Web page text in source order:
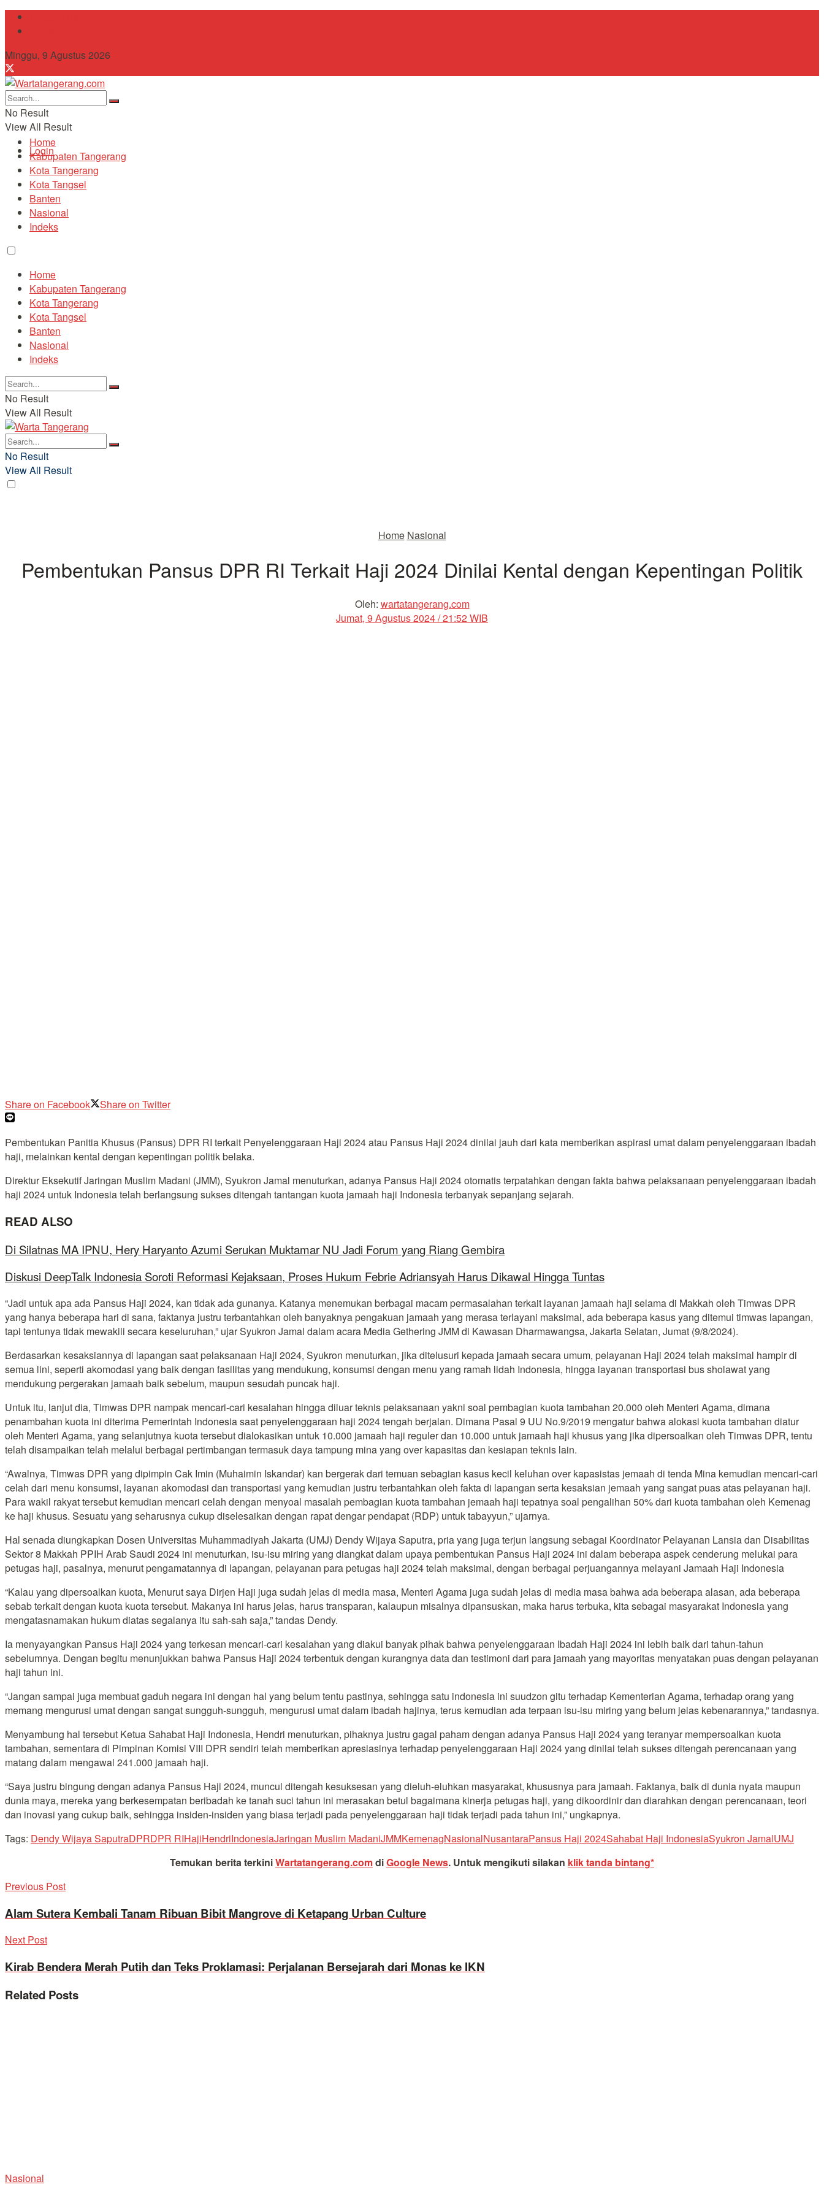
Minggu, 9 Agustus 2026
No Result
View All Result
Login
Home
Kabupaten Tangerang
Kota Tangerang
Kota Tangsel
Banten
Nasional
Indeks
Home
Kabupaten Tangerang
Kota Tangerang
Kota Tangsel
Banten
Nasional
Indeks
No Result
View All Result
No Result
View All Result
Home Nasional
Pembentukan Pansus DPR RI Terkait Haji 2024 Dinilai Kental dengan Kepentingan Politik
Oleh: wartatangerang.com
Jumat, 9 Agustus 2024 / 21:52 WIB
Share on Facebook Share on Twitter
Pembentukan Panitia Khusus (Pansus) DPR RI terkait Penyelenggaraan Haji 2024 atau Pansus Haji 2024 dinilai jauh dari kata memberikan aspirasi umat dalam penyelenggaraan ibadah
haji, melainkan kental dengan kepentingan politik belaka.
Direktur Eksekutif Jaringan Muslim Madani (JMM), Syukron Jamal menuturkan, adanya Pansus Haji 2024 otomatis terpatahkan dengan fakta bahwa pelaksanaan penyelenggaraan ibadah
haji 2024 untuk Indonesia telah berlangsung sukses ditengah tantangan kuota jamaah haji Indonesia terbanyak sepanjang sejarah.
READ ALSO
Di Silatnas MA IPNU, Hery Haryanto Azumi Serukan Muktamar NU Jadi Forum yang Riang Gembira
Diskusi DeepTalk Indonesia Soroti Reformasi Kejaksaan, Proses Hukum Febrie Adriansyah Harus Dikawal Hingga Tuntas
“Jadi untuk apa ada Pansus Haji 2024, kan tidak ada gunanya. Katanya menemukan berbagai macam permasalahan terkait layanan jamaah haji selama di Makkah oleh Timwas DPR
yang hanya beberapa hari di sana, faktanya justru terbantahkan oleh banyaknya pengakuan jamaah yang merasa terlayani maksimal, ada beberapa kasus yang ditemui timwas lapangan,
tapi tentunya tidak mewakili secara keseluruhan,” ujar Syukron Jamal dalam acara Media Gethering JMM di Kawasan Dharmawangsa, Jakarta Selatan, Jumat (9/8/2024).
Berdasarkan kesaksiannya di lapangan saat pelaksanaan Haji 2024, Syukron menuturkan, jika ditelusuri kepada jamaah secara umum, pelayanan Haji 2024 telah maksimal hampir di
semua lini, seperti akomodasi yang baik dengan fasilitas yang mendukung, konsumsi dengan menu yang ramah lidah Indonesia, hingga layanan transportasi bus sholawat yang
mendukung pergerakan jamaah baik sebelum, maupun sesudah puncak haji.
Untuk itu, lanjut dia, Timwas DPR nampak mencari-cari kesalahan hingga diluar teknis pelaksanaan yakni soal pembagian kuota tambahan 20.000 oleh Menteri Agama, dimana
penambahan kuota ini diterima Pemerintah Indonesia saat penyelenggaraan haji 2024 tengah berjalan. Dimana Pasal 9 UU No.9/2019 mengatur bahwa alokasi kuota tambahan diatur
oleh Menteri Agama, yang selanjutnya kuota tersebut dialokasikan untuk 10.000 jamaah haji reguler dan 10.000 untuk jamaah haji khusus yang jika dipersoalkan oleh Timwas DPR, tentu
telah disampaikan telah melalui berbagai pertimbangan termasuk daya tampung mina yang over kapasitas dan kesiapan teknis lain.
“Awalnya, Timwas DPR yang dipimpin Cak Imin (Muhaimin Iskandar) kan bergerak dari temuan sebagian kasus kecil keluhan over kapasistas jemaah di tenda Mina kemudian mencari-cari
celah dari menu konsumsi, layanan akomodasi dan transportasi yang kemudian justru terbantahkan oleh fakta di lapangan serta kesaksian jemaah yang sangat puas atas pelayanan haji.
Para wakil rakyat tersebut kemudian mencari celah dengan menyoal masalah pembagian kuota tambahan jemaah haji tepatnya soal pengalihan 50% dari kuota tambahan oleh Kemenag
ke haji khusus. Sesuatu yang seharusnya cukup diselesaikan dengan rapat dengar pendapat (RDP) untuk tabayyun,” ujarnya.
Hal senada diungkapkan Dosen Universitas Muhammadiyah Jakarta (UMJ) Dendy Wijaya Saputra, pria yang juga terjun langsung sebagai Koordinator Pelayanan Lansia dan Disabilitas
Sektor 8 Makkah PPIH Arab Saudi 2024 ini menuturkan, isu-isu miring yang diangkat dalam upaya pembentukan Pansus Haji 2024 ini dalam beberapa aspek cenderung melukai para
petugas haji, pasalnya, menurut pengamatannya di lapangan, pelayanan para petugas haji 2024 telah maksimal, dengan berbagai perjuangannya melayani Jamaah Haji Indonesia
“Kalau yang dipersoalkan kuota, Menurut saya Dirjen Haji juga sudah jelas di media masa, Menteri Agama juga sudah jelas di media masa bahwa ada beberapa alasan, ada beberapa
sebab terkait dengan kuota kuota tersebut. Makanya ini harus jelas, harus transparan, kalaupun misalnya dipansuskan, maka harus terbuka, kita sebagai masyarakat Indonesia yang
mengatasnamakan hukum diatas segalanya itu sah-sah saja,” tandas Dendy.
Ia menyayangkan Pansus Haji 2024 yang terkesan mencari-cari kesalahan yang diakui banyak pihak bahwa penyelenggaraan Ibadah Haji 2024 ini lebih baik dari tahun-tahun
sebelumnya. Dengan begitu menunjukkan bahwa Pansus Haji 2024 terbentuk dengan kurangnya data dan testimoni dari para jamaah yang mayoritas menyatakan puas dengan pelayanan
haji tahun ini.
“Jangan sampai juga membuat gaduh negara ini dengan hal yang belum tentu pastinya, sehingga satu indonesia ini suudzon gitu terhadap Kementerian Agama, terhadap orang yang
memang mengurusi umat dengan sangat sungguh-sungguh, mengurusi umat dalam ibadah hajinya, terus kemudian ada terpaan isu-isu miring yang belum jelas kebenarannya,” tandasnya.
Menyambung hal tersebut Ketua Sahabat Haji Indonesia, Hendri menuturkan, pihaknya justru gagal paham dengan adanya Pansus Haji 2024 yang teranyar mempersoalkan kuota
tambahan, sementara di Pimpinan Komisi VIII DPR sendiri telah memberikan apresiasinya terhadap penyelenggaraan Haji 2024 yang dinilai telah sukses ditengah perencanaan yang
matang dalam mengawal 241.000 jamaah haji.
“Saya justru bingung dengan adanya Pansus Haji 2024, muncul ditengah kesuksesan yang dieluh-eluhkan masyarakat, khususnya para jamaah. Faktanya, baik di dunia nyata maupun
dunia maya, mereka yang berkesempatan beribadah ke tanah suci tahun ini merasakan betul bagaimana kinerja petugas haji, yang dikoordinir dan diarahkan dengan perencanaan, teori
dan inovasi yang cukup baik, sehingga insiden-insiden yang biasa terjadi pada penyelenggaraan haji tidak terjadi pada tahun ini,” ungkapnya.
Tags: Dendy Wijaya SaputraDPRDPR RIHajiHendriIndonesiaJaringan Muslim MadaniJMMKemenagNasionalNusantaraPansus Haji 2024Sahabat Haji IndonesiaSyukron JamalUMJ
Temukan berita terkiniWartatangerang.comdiGoogle News. Untuk mengikuti silakan klik tanda bintang*
Previous Post
Alam Sutera Kembali Tanam Ribuan Bibit Mangrove di Ketapang Urban Culture
Next Post
Kirab Bendera Merah Putih dan Teks Proklamasi: Perjalanan Bersejarah dari Monas ke IKN
Related Posts
Nasional